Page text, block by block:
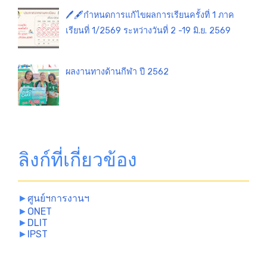
🖊️🖋️กำหนดการแก้ไขผลการเรียนครั้งที่ 1 ภาค
เรียนที่ 1/2569 ระหว่างวันที่ 2 -19 มิ.ย. 2569
ผลงานทางด้านกีฬา ปี 2562
ลิงก์ที่เกี่ยวข้อง
►ศูนย์ฯการงานฯ
► ONET
► DLIT
► IPST